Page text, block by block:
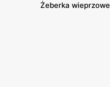
Żeberka wieprzowe